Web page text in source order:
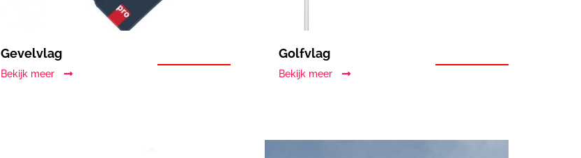
Gevelvlag
Bekijk meer
Golfvlag
Bekijk meer